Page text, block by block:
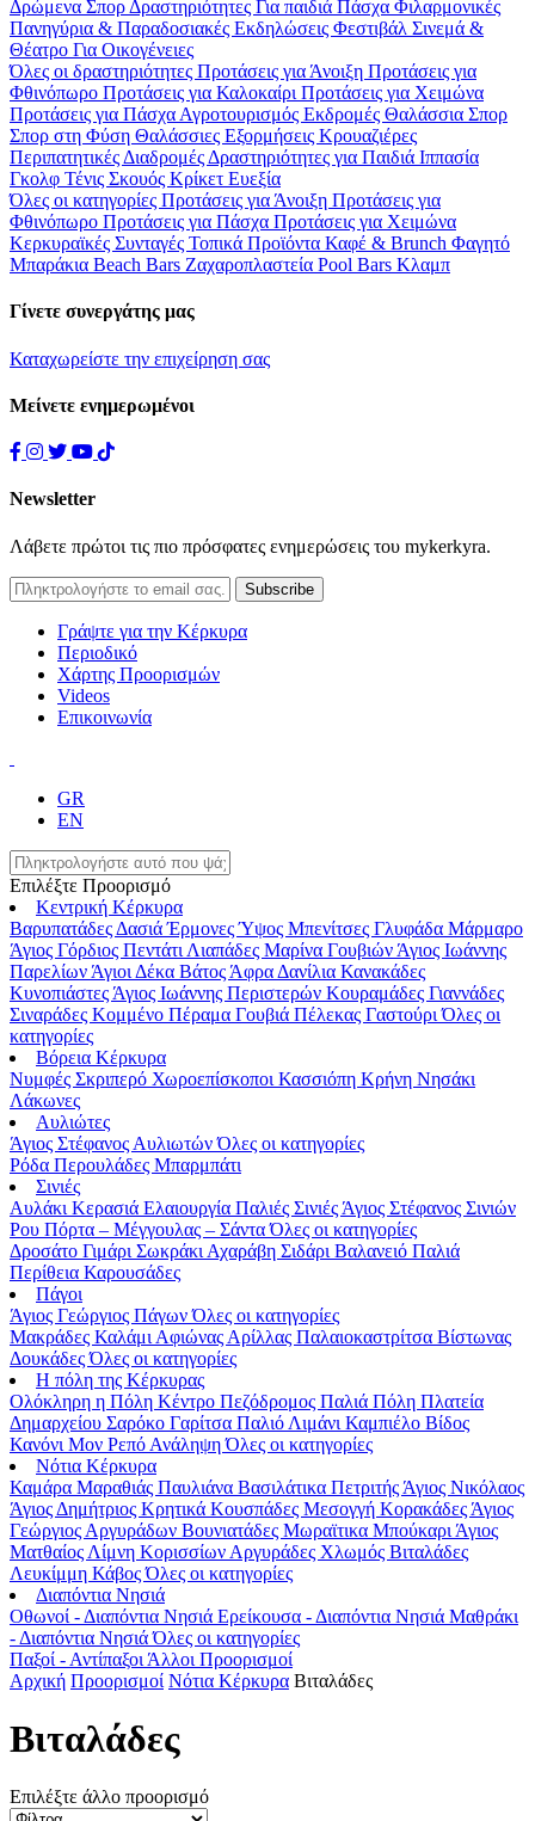
Δρώμενα Σπορ Δραστηριότητες Για παιδιά Πάσχα Φιλαρμονικές
Πανηγύρια & Παραδοσιακές Εκδηλώσεις Φεστιβάλ Σινεμά &
Θέατρο Για Οικογένειες
Όλες οι δραστηριότητες Προτάσεις για Άνοιξη Προτάσεις για
Φθινόπωρο Προτάσεις για Καλοκαίρι Προτάσεις για Χειμώνα
Προτάσεις για Πάσχα Αγροτουρισμός Εκδρομές Θαλάσσια Σπορ
Σπορ στη Φύση Θαλάσσιες Εξορμήσεις Κρουαζιέρες
Περιπατητικές Διαδρομές Δραστηριότητες για Παιδιά Ιππασία
Γκολφ Τένις Σκουός Κρίκετ Ευεξία
Όλες οι κατηγορίες Προτάσεις για Άνοιξη Προτάσεις για
Φθινόπωρο Προτάσεις για Πάσχα Προτάσεις για Χειμώνα
Κερκυραϊκές Συνταγές Τοπικά Προϊόντα Καφέ & Brunch Φαγητό
Μπαράκια Beach Bars Ζαχαροπλαστεία Pool Bars Κλαμπ
Γίνετε συνεργάτης μας
Καταχωρείστε την επιχείρηση σας
Μείνετε ενημερωμένοι
Newsletter
Λάβετε πρώτοι τις πιο πρόσφατες ενημερώσεις του mykerkyra.
Γράψτε για την Κέρκυρα
Περιοδικό
Χάρτης Προορισμών
Videos
Επικοινωνία
GR
EN
Επιλέξτε Προορισμό
Κεντρική Κέρκυρα
Βαρυπατάδες ΔασιάΈρμονεςΎψος Μπενίτσες Γλυφάδα Μάρμαρο
Άγιος Γόρδιος Πεντάτι Λιαπάδες Μαρίνα Γουβιών Άγιος Ιωάννης
Παρελίων Άγιοι Δέκα Βάτος Άφρα Δανίλια Κανακάδες
Κυνοπιάστες Άγιος Ιωάννης Περιστερών Κουραμάδες Γιαννάδες
Σιναράδες Κομμένο Πέραμα Γουβιά Πέλεκας ΓαστούριΌλες οι
κατηγορίες
Βόρεια Κέρκυρα
Νυμφές Σκριπερό Χωροεπίσκοποι Κασσιόπη Κρήνη Νησάκι
Λάκωνες
Αυλιώτες
Άγιος Στέφανος ΑυλιωτώνΌλες οι κατηγορίες
Ρόδα Περουλάδες Μπαρμπάτι
Σινιές
Αυλάκι Κερασιά Ελαιουργία Παλιές Σινιές Άγιος Στέφανος Σινιών
Ρου Πόρτα – Μέγγουλας – ΣάνταΌλες οι κατηγορίες
Δροσάτο Γιμάρι Σωκράκι Αχαράβη Σιδάρι Βαλανειό Παλιά
Περίθεια Καρουσάδες
Πάγοι
Άγιος Γεώργιος ΠάγωνΌλες οι κατηγορίες
Μακράδες Καλάμι Αφιώνας Αρίλλας Παλαιοκαστρίτσα Βίστωνας
ΔουκάδεςΌλες οι κατηγορίες
Η πόλη της Κέρκυρας
Ολόκληρη η Πόλη Κέντρο Πεζόδρομος Παλιά Πόλη Πλατεία
Δημαρχείου Σαρόκο Γαρίτσα Παλιό Λιμάνι Καμπιέλο Βίδος
Κανόνι Μον Ρεπό ΑνάληψηΌλες οι κατηγορίες
Νότια Κέρκυρα
Καμάρα Μαραθιάς Παυλιάνα Βασιλάτικα Πετριτής Άγιος Νικόλαος
Άγιος Δημήτριος Κρητικά Κουσπάδες Μεσογγή Κορακάδες Άγιος
Γεώργιος Αργυράδων Βουνιατάδες Μωραϊτικα Μπούκαρι Άγιος
Ματθαίος Λίμνη Κορισσίων Αργυράδες Χλωμός Βιταλάδες
Λευκίμμη ΚάβοςΌλες οι κατηγορίες
Διαπόντια Νησιά
Οθωνοί - Διαπόντια Νησιά Ερείκουσα - Διαπόντια Νησιά Μαθράκι
- Διαπόντια ΝησιάΌλες οι κατηγορίες
Παξοί - Αντίπαξοι Άλλοι Προορισμοί
Αρχική Προορισμοί Νότια Κέρκυρα Βιταλάδες
Βιταλάδες
Επιλέξτε άλλο προορισμό